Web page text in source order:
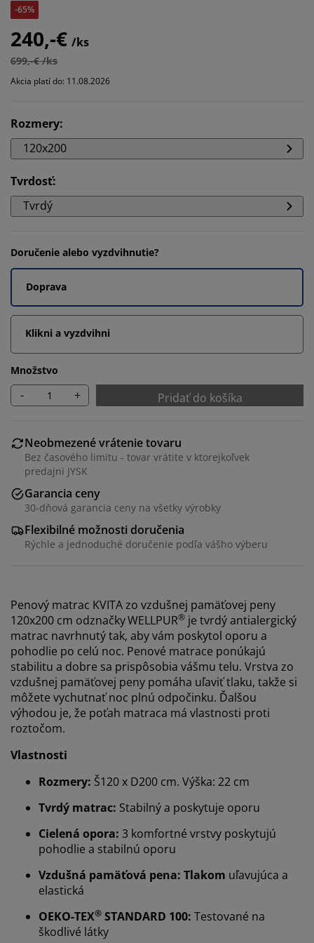
-65%
240,-€ /ks
699,-€ /ks
Akcia platí do: 11.08.2026
Rozmery:
120x200
Tvrdosť:
Tvrdý
Doručenie alebo vyzdvihnutie?
Doprava
Klikni a vyzdvihni
Množstvo
- + Pridať do košíka
Neobmezené vrátenie tovaru
Bez časového limitu - tovar vrátite v ktorejkoľvek
predajni JYSK
Garancia ceny
30-dňová garancia ceny na všetky výrobky
Flexibilné možnosti doručenia
Rýchle a jednoduché doručenie podľa vášho výberu
Penový matrac KVITA zo vzdušnej pamäťovej peny
120x200 cm odznačkyWELLPUR® je tvrdý antialergický
matrac navrhnutý tak, aby vám poskytol oporu a
pohodlie po celú noc. Penové matrace ponúkajú
stabilitu a dobre sa prispôsobia vášmu telu. Vrstva zo
vzdušnej pamäťovej peny pomáha uľaviť tlaku, takže si
môžete vychutnať noc plnú odpočinku. Ďalšou
výhodou je, že poťah matraca má vlastnosti proti
roztočom.
Vlastnosti
Rozmery: Š120 x D200 cm. Výška: 22 cm
Tvrdý matrac: Stabilný a poskytuje oporu
Cielená opora: 3 komfortné vrstvy poskytujú
pohodlie a stabilnú oporu
Vzdušná pamäťová pena: Tlakom uľavujúca a
elastická
OEKO-TEX® STANDARD 100: Testované na
škodlivé látky